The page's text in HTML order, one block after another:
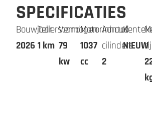
SPECIFICATIES
Bouwjaar
2026
Tellerstand
1 km
Vermogen
79
kw
Motorinhoud
1037
cc
Aantal
cilinders
2
NIEUW